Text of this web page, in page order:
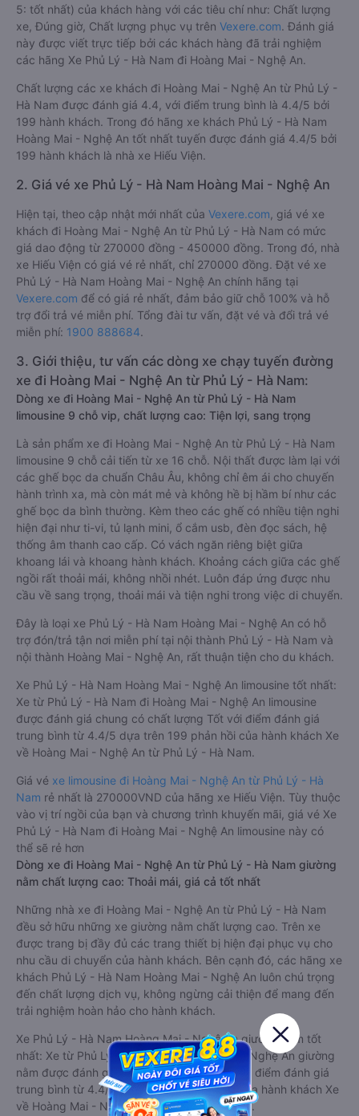
5: tốt nhất) của khách hàng với các tiêu chí như: Chất lượng
xe, Đúng giờ, Chất lượng phục vụ trên Vexere.com. Đánh giá
này được viết trực tiếp bởi các khách hàng đã trải nghiệm
các hãng Xe Phủ Lý - Hà Nam đi Hoàng Mai - Nghệ An.
Chất lượng các xe khách đi Hoàng Mai - Nghệ An từ Phủ Lý -
Hà Nam được đánh giá 4.4, với điểm trung bình là 4.4/5 bởi
199 hành khách. Trong đó hãng xe khách Phủ Lý - Hà Nam
Hoàng Mai - Nghệ An tốt nhất tuyến được đánh giá 4.4/5 bởi
199 hành khách là nhà xe Hiếu Viện.
2. Giá vé xe Phủ Lý - Hà Nam Hoàng Mai - Nghệ An
Hiện tại, theo cập nhật mới nhất của Vexere.com , giá vé xe
khách đi Hoàng Mai - Nghệ An từ Phủ Lý - Hà Nam có mức
giá dao động từ 270000 đồng - 450000 đồng. Trong đó, nhà
xe Hiếu Viện có giá vé rẻ nhất, chỉ 270000 đồng. Đặt vé xe
Phủ Lý - Hà Nam Hoàng Mai - Nghệ An chính hãng tại
Vexere.com để có giá rẻ nhất, đảm bảo giữ chỗ 100% và hỗ
trợ đổi trả vé miễn phí. Tổng đài tư vấn, đặt vé và đổi trả vé
miễn phí: 1900 888684.
3. Giới thiệu, tư vấn các dòng xe chạy tuyến đường
xe đi Hoàng Mai - Nghệ An từ Phủ Lý - Hà Nam:
Dòng xe đi Hoàng Mai - Nghệ An từ Phủ Lý - Hà Nam
limousine 9 chỗ vip, chất lượng cao: Tiện lợi, sang trọng
Là sản phẩm xe đi Hoàng Mai - Nghệ An từ Phủ Lý - Hà Nam
limousine 9 chỗ cải tiến từ xe 16 chỗ. Nội thất được làm lại với
các ghế bọc da chuẩn Châu Âu, không chỉ êm ái cho chuyến
hành trình xa, mà còn mát mẻ và không hề bị hầm bí như các
ghế bọc da bình thường. Kèm theo các ghế có nhiều tiện nghi
hiện đại như ti-vi, tủ lạnh mini, ổ cắm usb, đèn đọc sách, hệ
thống âm thanh cao cấp. Có vách ngăn riêng biệt giữa
khoang lái và khoang hành khách. Khoảng cách giữa các ghế
ngồi rất thoải mái, không nhồi nhét. Luôn đáp ứng được nhu
cầu về sang trọng, thoải mái và tiện nghi trong việc di chuyển.
Đây là loại xe Phủ Lý - Hà Nam Hoàng Mai - Nghệ An có hỗ
trợ đón/trả tận nơi miễn phí tại nội thành Phủ Lý - Hà Nam và
nội thành Hoàng Mai - Nghệ An, rất thuận tiện cho du khách.
Xe Phủ Lý - Hà Nam Hoàng Mai - Nghệ An limousine tốt nhất:
Xe từ Phủ Lý - Hà Nam đi Hoàng Mai - Nghệ An limousine
được đánh giá chung có chất lượng Tốt với điểm đánh giá
trung bình từ 4.4/5 dựa trên 199 phản hồi của hành khách Xe
về Hoàng Mai - Nghệ An từ Phủ Lý - Hà Nam.
Giá vé xe limousine đi Hoàng Mai - Nghệ An từ Phủ Lý - Hà
Nam rẻ nhất là 270000VND của hãng xe Hiếu Viện. Tùy thuộc
vào vị trí ngồi của bạn và chương trình khuyến mãi, giá vé Xe
Phủ Lý - Hà Nam đi Hoàng Mai - Nghệ An limousine này có
thể sẽ rẻ hơn
Dòng xe đi Hoàng Mai - Nghệ An từ Phủ Lý - Hà Nam giường
nằm chất lượng cao: Thoải mái, giá cả tốt nhất
Những nhà xe đi Hoàng Mai - Nghệ An từ Phủ Lý - Hà Nam
đều sở hữu những xe giường nằm chất lượng cao. Trên xe
được trang bị đầy đủ các trang thiết bị hiện đại phục vụ cho
nhu cầu di chuyển của hành khách. Bên cạnh đó, các hãng xe
khách Phủ Lý - Hà Nam Hoàng Mai - Nghệ An luôn chú trọng
đến chất lượng dịch vụ, không ngừng cải thiện để mang đến
trải nghiệm hoàn hảo cho hành khách.
Xe Phủ Lý - Hà Nam Hoàng Mai - Nghệ An giường nằm tốt
nhất: Xe từ Phủ Lý - Hà Nam đi Hoàng Mai - Nghệ An giường
nằm được đánh giá chung chất lượng Tốt với điểm đánh giá
trung bình từ 4.4/5 dựa trên 199 phản hồi của hành khách Xe
về Hoàng Mai - Nghệ An từ Phủ Lý - Hà Nam.